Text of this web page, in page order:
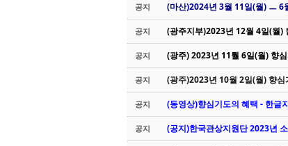
공지 (마산)2024년 3월 11일(월) ㅡ 6
공지 (광주지부)2023년 12월 4일(월)
공지 (광주) 2023년 11뤌 6일(월) 향
공지 (광주)2023년 10월 2일(월) 향심
공지 (동영상)향심기도의 혜택 - 한글
공지 (공지)한국관상지원단 2023년